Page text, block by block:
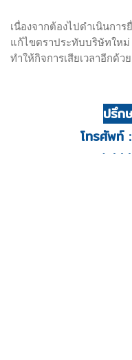
เนื่องจากต้องไปดำเนินกา
แก้ไขตราประทับบริษัทใหม่
ทำให้กิจการเสียเวลาอีกด้วย
ปรึก
โทรศัพท์ :
Add